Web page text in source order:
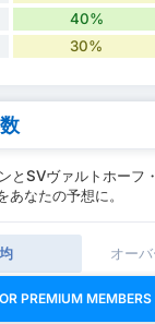
40%
30%
とSVヴァルトホーフ
なたの予想に。
オー
PREMIUM MEMBERS